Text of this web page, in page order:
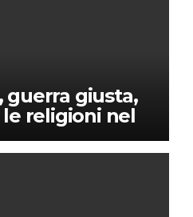
guerra giusta,
religioni nel
mondiale